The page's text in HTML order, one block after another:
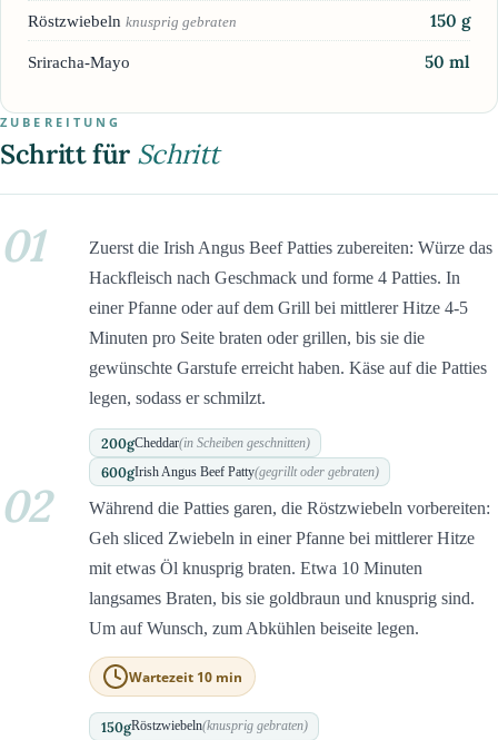
Röstzwiebeln knusprig gebraten 150 g
Sriracha-Mayo 50 ml
ZUBEREITUNG
Schritt für Schritt
01
Zuerst die Irish Angus Beef Patties zubereiten: Würze das
Hackfleisch nach Geschmack und forme 4 Patties. In
einer Pfanne oder auf dem Grill bei mittlerer Hitze 4-5
Minuten pro Seite braten oder grillen, bis sie die
gewünschte Garstufe erreicht haben. Käse auf die Patties
legen, sodass er schmilzt.
200gCheddar(in Scheiben geschnitten)
600gIrish Angus Beef Patty(gegrillt oder gebraten)
02
Während die Patties garen, die Röstzwiebeln vorbereiten:
Geh sliced Zwiebeln in einer Pfanne bei mittlerer Hitze
mit etwas Öl knusprig braten. Etwa 10 Minuten
langsames Braten, bis sie goldbraun und knusprig sind.
Um auf Wunsch, zum Abkühlen beiseite legen.
Wartezeit 10 min
150gRöstzwiebeln(knusprig gebraten)